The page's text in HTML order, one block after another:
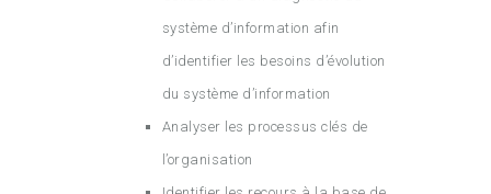
système d’information afin
d’identifier les besoins d’évolution
du système d’information
Analyser les processus clés de
l’organisation